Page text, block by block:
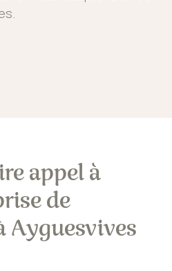
appel à
de
Ayguesvives